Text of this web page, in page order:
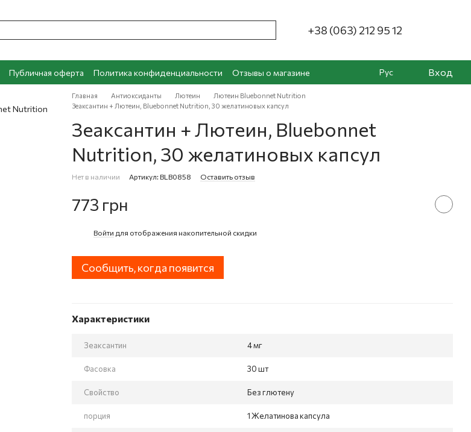
+38 (063) 212 95 12
Публичная оферта Политика конфиденциальности
Отзывы о магазине
Рус Вход
Главная Антиоксиданты Лютеин
Лютеин Bluebonnet Nutrition
Зеаксантин + Лютеин, Bluebonnet Nutrition, 30 желатиновых капсул
Зеаксантин + Лютеин, Bluebonnet
Nutrition, 30 желатиновых капсул
Нет в наличии Артикул: BLB0858 Оставить отзыв
773 грн
Войти для отображения накопительной скидки
Сообщить, когда появится
Характеристики
Зеаксантин 4 мг
Фасовка 30 шт
Свойство Без глютену
порция 1 Желатинова капсула